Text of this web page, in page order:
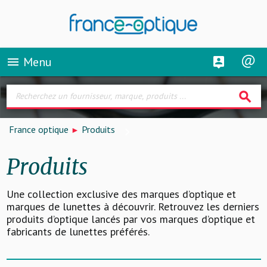
menu Menu
search
France optique Produits
Produits
Une collection exclusive des marques d’optique et
marques de lunettes à découvrir. Retrouvez les derniers
produits d’optique lancés par vos marques d’optique et
fabricants de lunettes préférés.